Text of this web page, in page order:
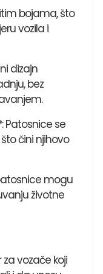
bojama, što
vozila i
dizajn
bez
Patosnice se
čini njihovo
mogu
životne
vozače koji